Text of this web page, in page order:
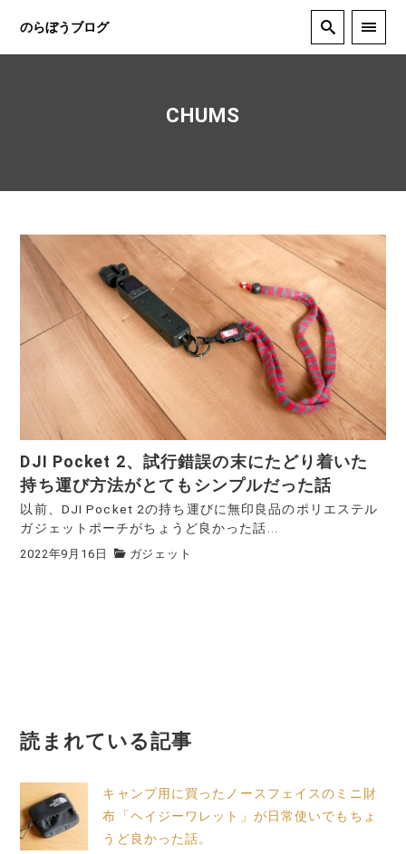
のらぼうブログ
CHUMS
DJI Pocket 2、試行錯誤の末にたどり着いた
持ち運び方法がとてもシンプルだった話
以前、DJI Pocket 2の持ち運びに無印良品のポリエステル
ガジェットポーチがちょうど良かった話...
2022年9月16日 ガジェット
読まれている記事
キャンプ用に買ったノースフェイスのミニ財
布「ヘイジーワレット」が日常使いでもちょ
うど良かった話。